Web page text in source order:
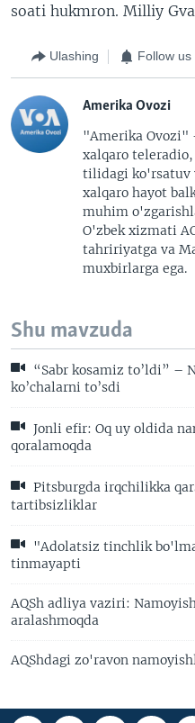
soati hukmron. Milliy
Ulashing Follow us
Amerika Ovozi
"Amerika Ovozi"
xalqaro
tilidagi ko'rsatuv
xalqaro hayot
muhim
O'zbek xizmati
tahririyatga va
muxbirlarga ega.
Shu mavzuda
“Sabr kosamiz to’ldi” –
ko’chalarni to’sdi
Jonli efir: Oq uy oldida
qoralamoqda
Pitsburgda irqchilikka
tartibsizliklar
"Adolatsiz tinchlik
tinmayapti
AQSh adliya vaziri:
aralashmoqda
AQShdagi zo'ravon